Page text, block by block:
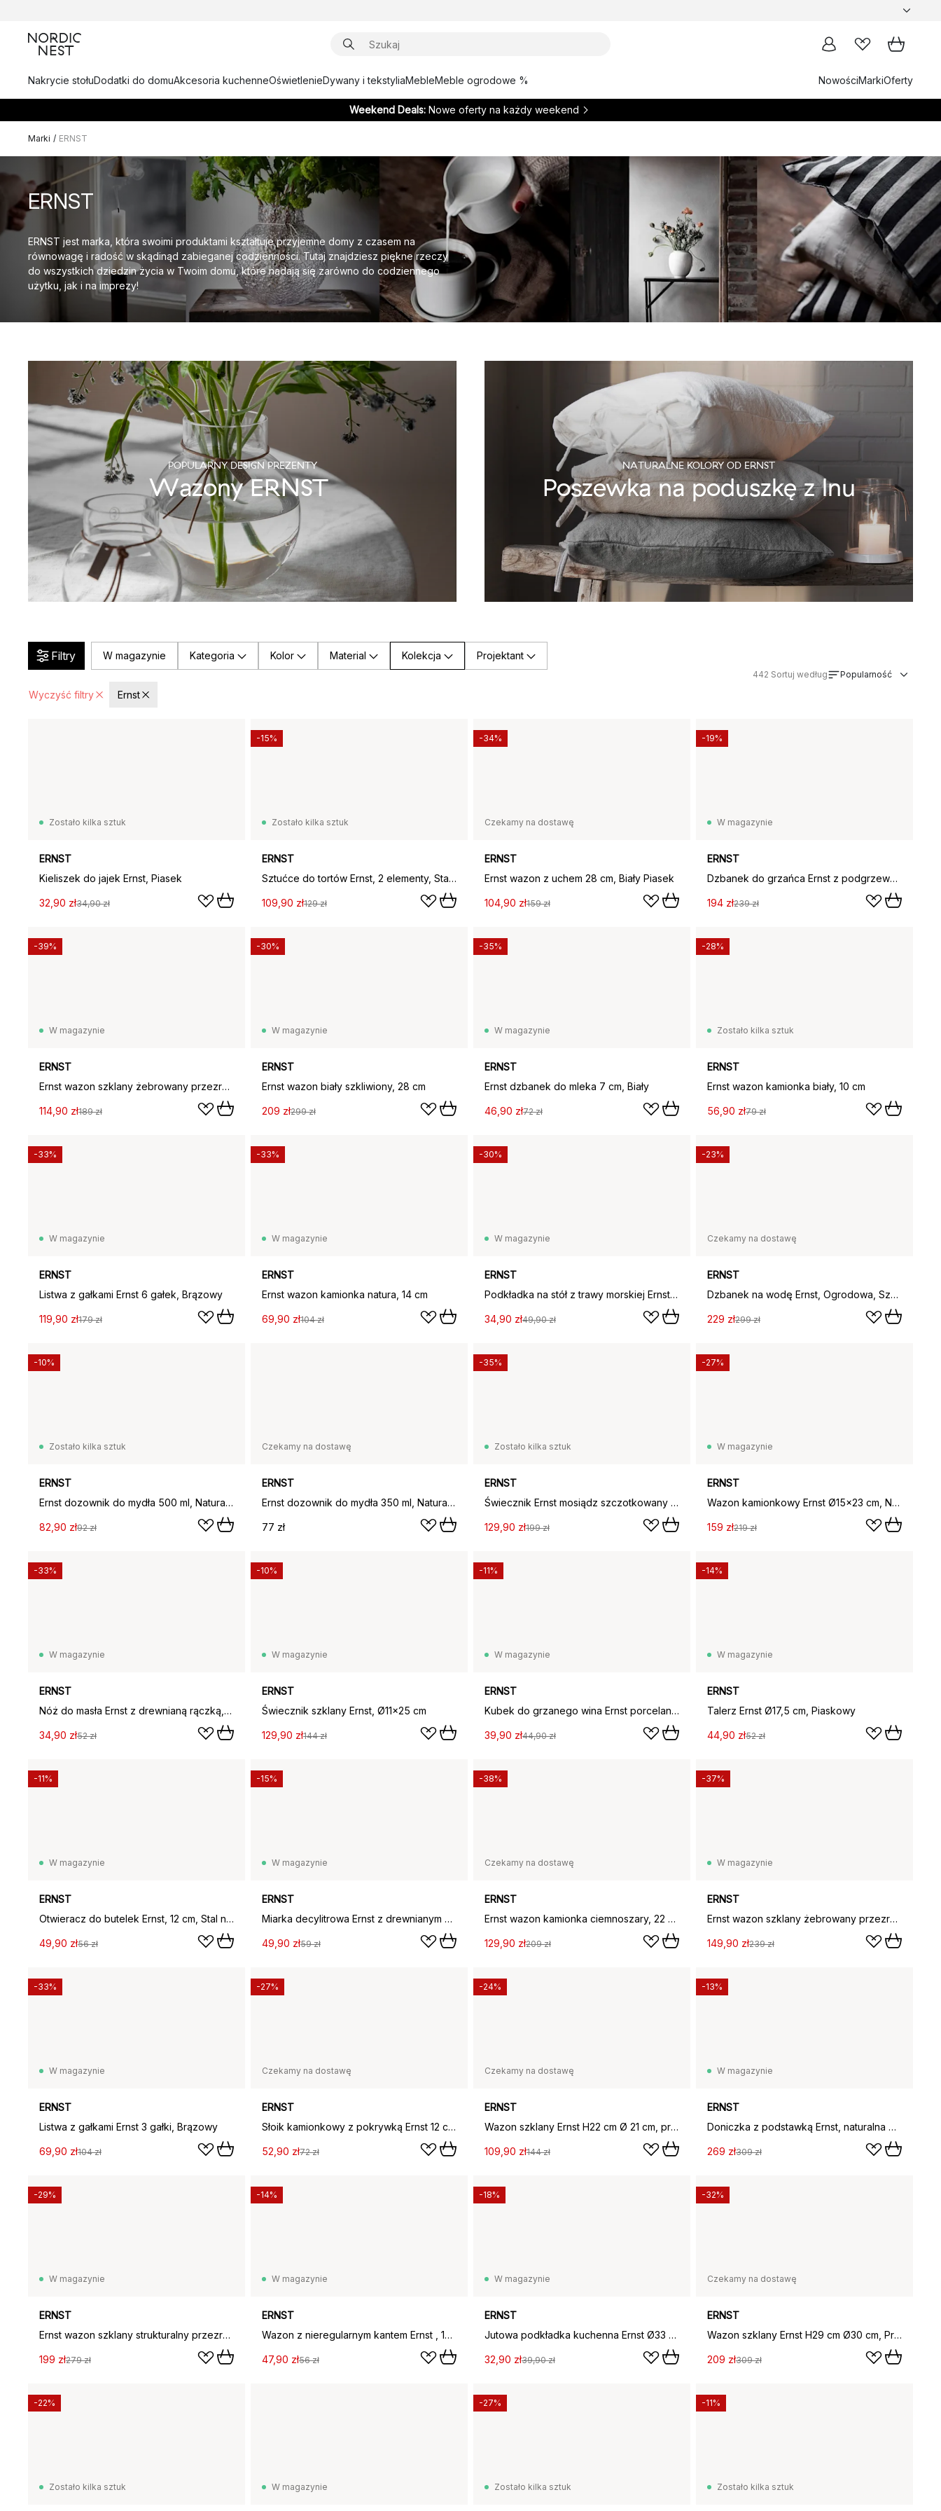
Nakrycie stołuDodatki do domuAkcesoria kuchenneOświetlenieDywany i tekstyliaMebleMeble ogrodowe % NowościMarkiOferty
Weekend Deals: Nowe oferty na każdy weekend
Marki / ERNST
ERNST
ERNST jest marka, która swoimi produktami kształtuje przyjemne domy z czasem na
równowagę i radość w skądinąd zabieganej codzienności. Tutaj znajdziesz piękne rzeczy
do wszystkich dziedzin życia w Twoim domu, które nadają się zarówno do codziennego
użytku, jak i na imprezy!
POPULARNY DESIGN PREZENTY
Wazony ERNST
NATURALNE KOLORY OD ERNST
Poszewka na poduszkę z lnu
Filtry W magazynie Kategoria Kolor Material Kolekcja Projektant
Wyczyść filtry Ernst
442 Sortuj według Popularność
Zostało kilka sztuk
ERNST
Kieliszek do jajek Ernst, Piasek
32,90 zł34,90 zł
Zostało kilka sztuk
ERNST
Sztućce do tortów Ernst, 2 elementy, Stal nierdzewna
109,90 zł129 zł
-15%
Czekamy na dostawę
ERNST
Ernst wazon z uchem 28 cm, Biały Piasek
104,90 zł159 zł
-34%
W magazynie
ERNST
Dzbanek do grzańca Ernst z podgrzewaczem, Zielony
194 zł239 zł
-19%
W magazynie
ERNST
Ernst wazon szklany żebrowany przezroczysty, Ø19,5 cm x h20 cm
114,90 zł189 zł
-39%
W magazynie
ERNST
Ernst wazon biały szkliwiony, 28 cm
209 zł299 zł
-30%
W magazynie
ERNST
Ernst dzbanek do mleka 7 cm, Biały
46,90 zł72 zł
-35%
Zostało kilka sztuk
ERNST
Ernst wazon kamionka biały, 10 cm
56,90 zł79 zł
-28%
W magazynie
ERNST
Listwa z gałkami Ernst 6 gałek, Brązowy
119,90 zł179 zł
-33%
W magazynie
ERNST
Ernst wazon kamionka natura, 14 cm
69,90 zł104 zł
-33%
W magazynie
ERNST
Podkładka na stół z trawy morskiej Ernst Ø33 cm, Natura
34,90 zł49,90 zł
-30%
Czekamy na dostawę
ERNST
Dzbanek na wodę Ernst, Ogrodowa, Szałwia, 9 L
229 zł299 zł
-23%
Zostało kilka sztuk
ERNST
Ernst dozownik do mydła 500 ml, Naturalny biały
82,90 zł92 zł
-10%
Czekamy na dostawę
ERNST
Ernst dozownik do mydła 350 ml, Naturalny biały
77 zł
Zostało kilka sztuk
ERNST
Świecznik Ernst mosiądz szczotkowany Ø9,2 cm, 7 cm
129,90 zł199 zł
-35%
W magazynie
ERNST
Wazon kamionkowy Ernst Ø15x23 cm, Naturalna biel
159 zł219 zł
-27%
W magazynie
ERNST
Nóż do masła Ernst z drewnianą rączką, czarny
34,90 zł52 zł
-33%
W magazynie
ERNST
Świecznik szklany Ernst, Ø11x25 cm
129,90 zł144 zł
-10%
W magazynie
ERNST
Kubek do grzanego wina Ernst porcelana 7,5 cm, Piaskowy
39,90 zł44,90 zł
-11%
W magazynie
ERNST
Talerz Ernst Ø17,5 cm, Piaskowy
44,90 zł52 zł
-14%
W magazynie
ERNST
Otwieracz do butelek Ernst, 12 cm, Stal nierdzewna
49,90 zł56 zł
-11%
W magazynie
ERNST
Miarka decylitrowa Ernst z drewnianym uchwytem, Ciemnobrązowy
49,90 zł59 zł
-15%
Czekamy na dostawę
ERNST
Ernst wazon kamionka ciemnoszary, 22 cm
129,90 zł209 zł
-38%
W magazynie
ERNST
Ernst wazon szklany żebrowany przezroczysty, Ø19,5 cm x h28 cm
149,90 zł239 zł
-37%
W magazynie
ERNST
Listwa z gałkami Ernst 3 gałki, Brązowy
69,90 zł104 zł
-33%
Czekamy na dostawę
ERNST
Słoik kamionkowy z pokrywką Ernst 12 cm, Naturalna biel
52,90 zł72 zł
-27%
Czekamy na dostawę
ERNST
Wazon szklany Ernst H22 cm Ø 21 cm, przezroczysty
109,90 zł144 zł
-24%
W magazynie
ERNST
Doniczka z podstawką Ernst, naturalna biel, Wysokość 28 cm Ø26 cm
269 zł309 zł
-13%
W magazynie
ERNST
Ernst wazon szklany strukturalny przezroczysty, Ø29x30 cm
199 zł279 zł
-29%
W magazynie
ERNST
Wazon z nieregularnym kantem Ernst , 10 cm
47,90 zł56 zł
-14%
W magazynie
ERNST
Jutowa podkładka kuchenna Ernst Ø33 cm, Ciemnobrązowy
32,90 zł39,90 zł
-18%
Czekamy na dostawę
ERNST
Wazon szklany Ernst H29 cm Ø30 cm, Przezroczysty
209 zł309 zł
-32%
Zostało kilka sztuk
-22%
W magazynie Zostało kilka sztuk
-27%
Zostało kilka sztuk
-11%